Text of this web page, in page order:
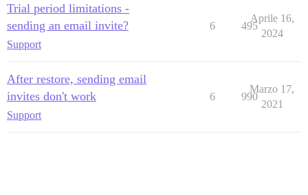
Trial period limitations -
sending an email invite?
Support
6 495
Aprile 16,
2024
After restore, sending email
invites don't work
Support
6 990
Marzo 17,
2021